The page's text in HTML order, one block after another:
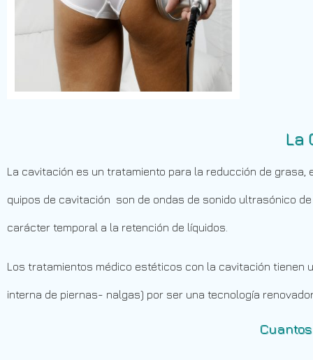
La
La cavitación es un tratamiento para la reducción de
quipos de cavitación son de ondas de sonido ultrasónico
carácter temporal a la retención de líquidos.
Los tratamientos médico estéticos con la cavitación
interna de piernas- nalgas) por ser una tecnología